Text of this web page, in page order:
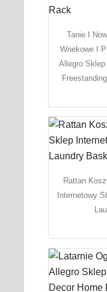
Tanie I
Wnekowe I
Allegro
Rattan
Internetowy